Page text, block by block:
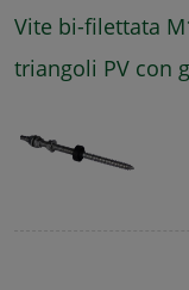
Vite bi-filettata
triangoli PV con